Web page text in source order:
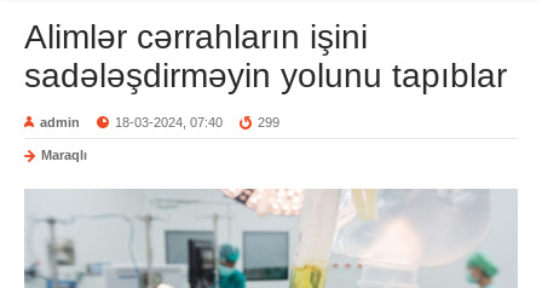
Alimlər cərrahların işini
sadələşdirməyin yolunu tapıblar
admin 18-03-2024, 07:40 299
Maraqlı